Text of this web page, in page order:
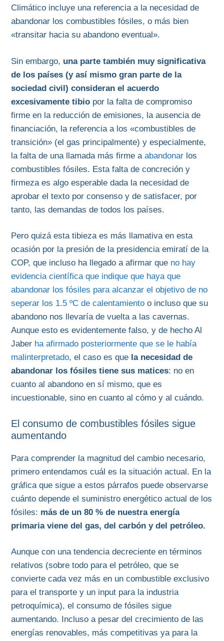
Climático incluye una referencia a la necesidad de
abandonar los combustibles fósiles, o más bien
«transitar hacia su abandono eventual».
Sin embargo, una parte también muy significativa
de los países (y así mismo gran parte de la
sociedad civil) consideran el acuerdo
excesivamente tibio por la falta de compromiso
firme en la reducción de emisiones, la ausencia de
financiación, la referencia a los «combustibles de
transición» (el gas principalmente) y especialmente,
la falta de una llamada más firme aabandonar los
combustibles fósiles. Esta falta de concreción y
firmeza es algo esperable dada la necesidad de
aprobar el texto por consenso y de satisfacer, por
tanto, las demandas de todos los países.
Pero quizá esta tibieza es más llamativa en esta
ocasión por la presión de la presidencia emiratí de la
COP, que incluso ha llegado a afirmar que no hay
evidencia científica que indique que haya que
abandonar los fósiles para alcanzar el objetivo de no
seperar los 1.5 ºC de calentamiento o incluso que su
abandono nos llevaría de vuelta a las cavernas.
Aunque esto es evidentemente falso, y de hecho Al
Jaber ha afirmado posteriormente que se le había
malinterpretado, el caso es que la necesidad de
abandonar los fósiles tiene sus matices: no en
cuanto al abandono en sí mismo, que es
incuestionable, sino en cuanto al cómo y al cuándo.
El consumo de combustibles fósiles sigue
aumentando
Para comprender la magnitud del cambio necesario,
primero entendamos cuál es la situación actual. En la
gráfica que sigue a estos párrafos puede observarse
cuánto depende el suministro energético actual de los
fósiles: más de un 80 % de nuestra energía
primaria viene del gas, del carbón y del petróleo.
Aunque con una tendencia decreciente en términos
relativos (sobre todo para el petróleo, que se
convierte cada vez más en un combustible exclusivo
para el transporte y un input para la industria
petroquímica), el consumo de fósiles sigue
aumentando. Incluso a pesar del crecimiento de las
energías renovables, más competitivas ya para la